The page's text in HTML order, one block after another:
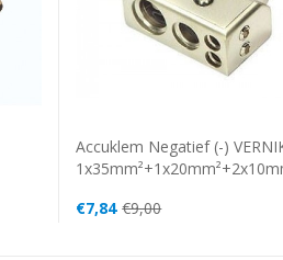
Accuklem Negatief (-)
€7,84 €9,00